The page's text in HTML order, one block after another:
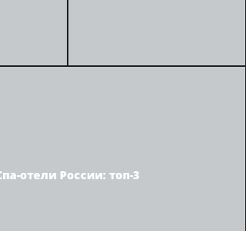
отели России: топ-3